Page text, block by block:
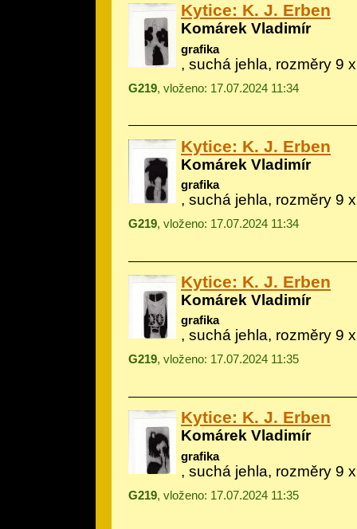
Kytice: K. J. Erben
Komárek Vladimír
grafika
, suchá jehla, rozměry 9
G219, vloženo: 17.07.2024 11:34
Kytice: K. J. Erben
Komárek Vladimír
grafika
, suchá jehla, rozměry 9
G219, vloženo: 17.07.2024 11:34
Kytice: K. J. Erben
Komárek Vladimír
grafika
, suchá jehla, rozměry 9
G219, vloženo: 17.07.2024 11:35
Kytice: K. J. Erben
Komárek Vladimír
grafika
, suchá jehla, rozměry 9
G219, vloženo: 17.07.2024 11:35